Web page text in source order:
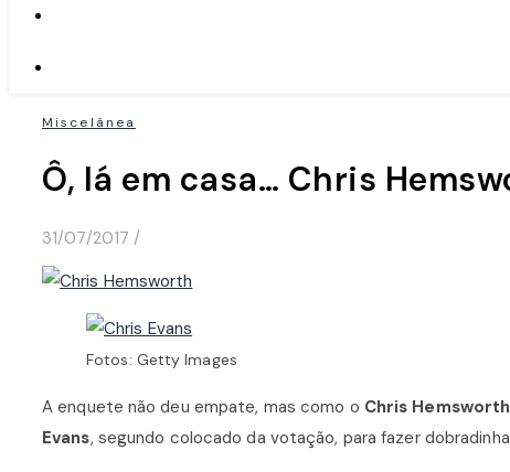
Miscelânea
Ô, lá em casa… Chris
31/07/2017 /
Fotos: Getty Images
A enquete não deu empate, mas como o Chris Hemsworth
Evans, segundo colocado da votação, para fazer